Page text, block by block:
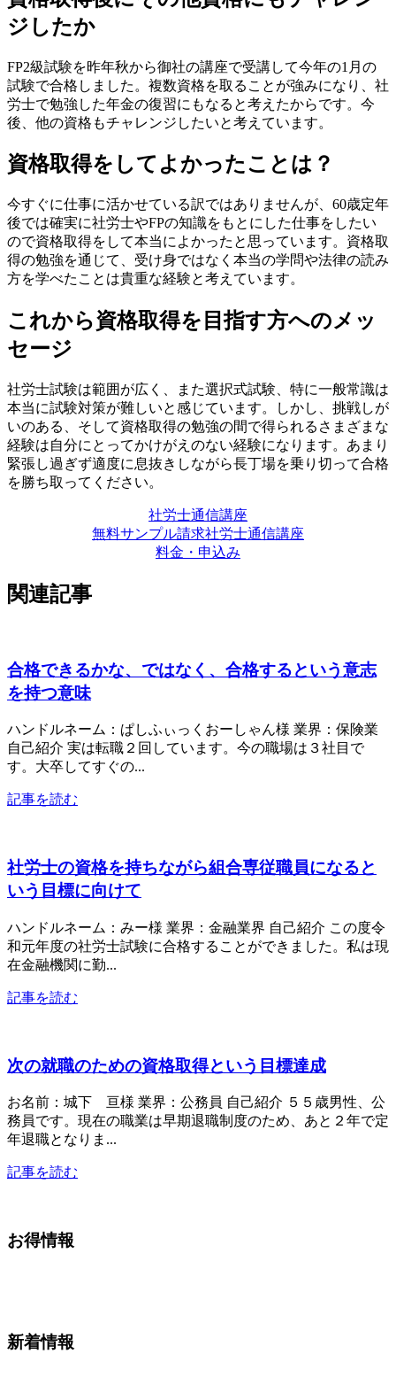
ジしたか
FP2級試験を昨年秋から御社の講座で受講して今年の1月の
試験で合格しました。複数資格を取ることが強みになり、社
労士で勉強した年金の復習にもなると考えたからです。今
後、他の資格もチャレンジしたいと考えています。
資格取得をしてよかったことは？
今すぐに仕事に活かせている訳ではありませんが、60歳定年
後では確実に社労士やFPの知識をもとにした仕事をしたい
ので資格取得をして本当によかったと思っています。資格取
得の勉強を通じて、受け身ではなく本当の学問や法律の読み
方を学べたことは貴重な経験と考えています。
これから資格取得を目指す方へのメッ
セージ
社労士試験は範囲が広く、また選択式試験、特に一般常識は
本当に試験対策が難しいと感じています。しかし、挑戦しが
いのある、そして資格取得の勉強の間で得られるさまざまな
経験は自分にとってかけがえのない経験になります。あまり
緊張し過ぎず適度に息抜きしながら長丁場を乗り切って合格
を勝ち取ってください。
社労士通信講座
無料サンプル請求社労士通信講座
料金・申込み
関連記事
合格できるかな、ではなく、合格するという意志
を持つ意味
ハンドルネーム：ぱしふぃっくおーしゃん様 業界：保険業
自己紹介 実は転職２回しています。今の職場は３社目で
す。大卒してすぐの...
記事を読む
社労士の資格を持ちながら組合専従職員になると
いう目標に向けて
ハンドルネーム：みー様 業界：金融業界 自己紹介 この度令
和元年度の社労士試験に合格することができました。私は現
在金融機関に勤...
記事を読む
次の就職のための資格取得という目標達成
お名前：城下 亘様 業界：公務員 自己紹介 ５５歳男性、公
務員です。現在の職業は早期退職制度のため、あと２年で定
年退職となりま...
記事を読む
お得情報
新着情報